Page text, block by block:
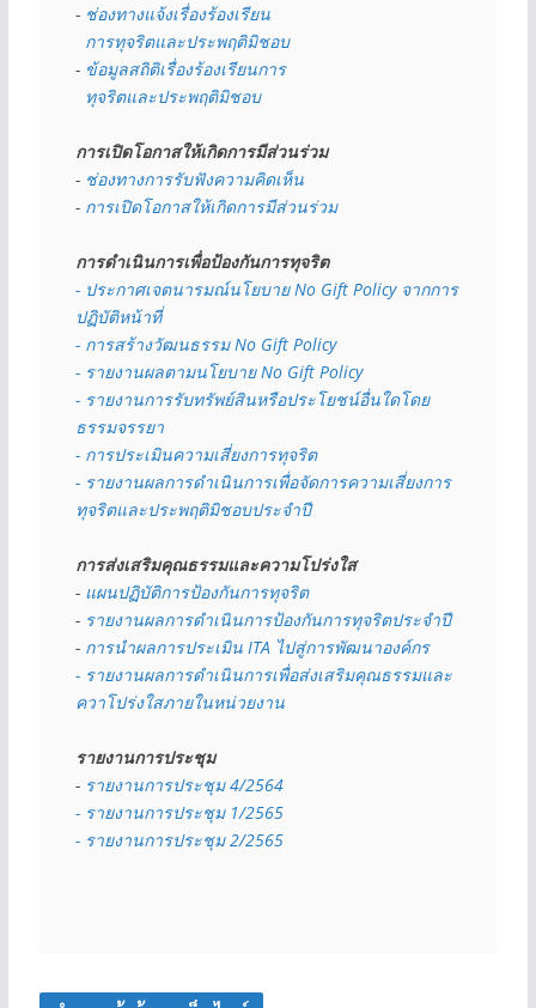
- ช่องทางแจ้งเรื่องร้องเรียน
  การทุจริตและประพฤติมิชอบ
- ข้อมูลสถิติเรื่องร้องเรียนการ
  ทุจริตและประพฤติมิชอบ
การเปิดโอกาสให้เกิดการมีส่วนร่วม
- ช่องทางการรับฟังความคิดเห็น
- การเปิดโอกาสให้เกิดการมีส่วนร่วม
การดำเนินการเพื่อป้องกันการทุจริต
- ประกาศเจตนารมณ์นโยบาย No Gift Policy จากการ
ปฏิบัติหน้าที่
- การสร้างวัฒนธรรม No Gift Policy
- รายงานผลตามนโยบาย No Gift Policy
- รายงานการรับทรัพย์สินหรือประโยชน์อื่นใดโดย
ธรรมจรรยา
- การประเมินความเสี่ยงการทุจริต
- รายงานผลการดำเนินการเพื่อจัดการความเสี่ยงการ
ทุจริตและประพฤติมิชอบประจำปี
การส่งเสริมคุณธรรมและความโปร่งใส
- แผนปฏิบัติการป้องกันการทุจริต
- รายงานผลการดำเนินการป้องกันการทุจริตประจำปี
- การนำผลการประเมิน ITA ไปสู่การพัฒนาองค์กร
- รายงานผลการดำเนินการเพื่อส่งเสริมคุณธรรมและ
ควาโปร่งใสภายในหน่วยงาน
รายงานการประชุม
- รายงานการประชุม 4/2564
- รายงานการประชุม 1/2565
- รายงานการประชุม 2/2565